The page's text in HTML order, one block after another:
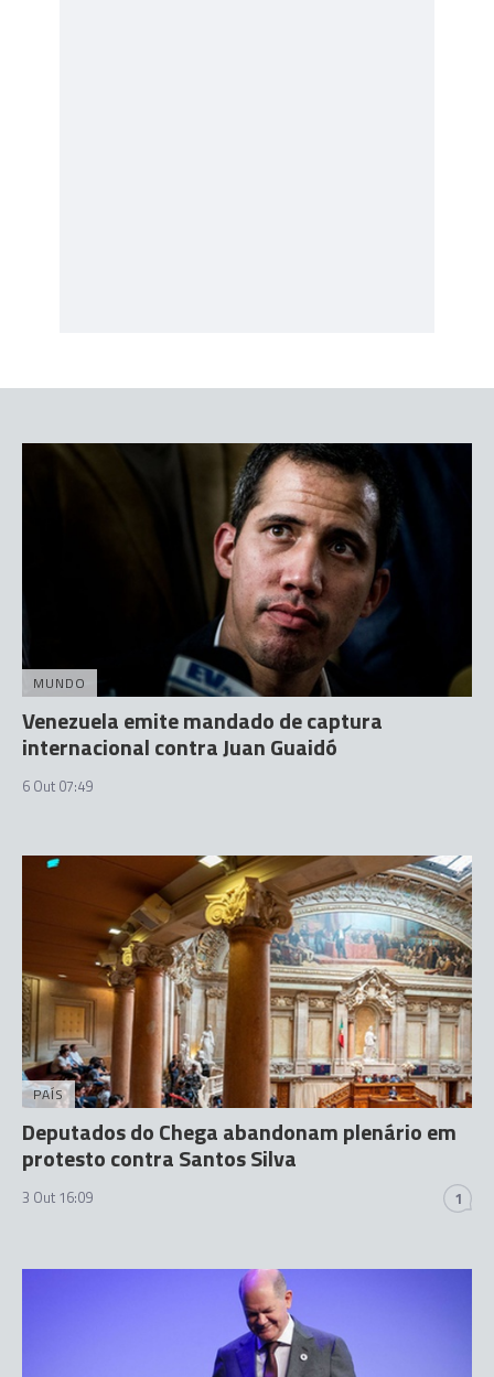
MUNDO
Venezuela emite mandado de captura
internacional contra Juan Guaidó
6 Out 07:49
PAÍS
Deputados do Chega abandonam plenário em
protesto contra Santos Silva
3 Out 16:09 1